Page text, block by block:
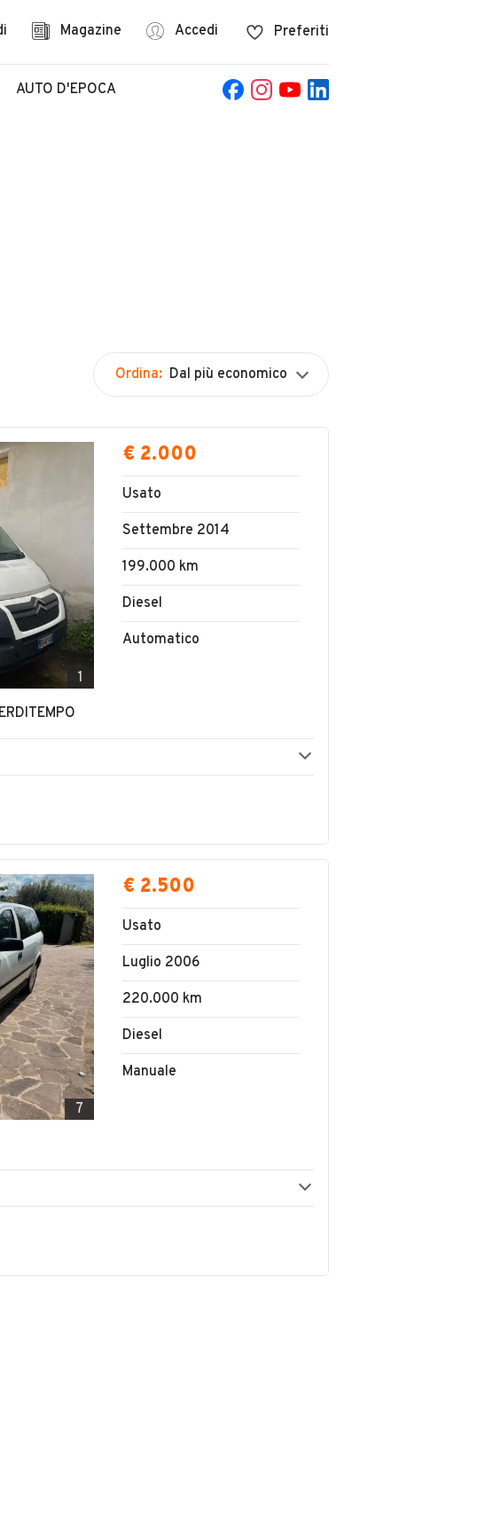
Magazine Accedi Preferiti
AUTO D'EPOCA
Ordina: Dal più economico
1
€ 2.000
Usato
Settembre 2014
199.000 km
Diesel
Automatico
7
€ 2.500
Usato
Luglio 2006
220.000 km
Diesel
Manuale